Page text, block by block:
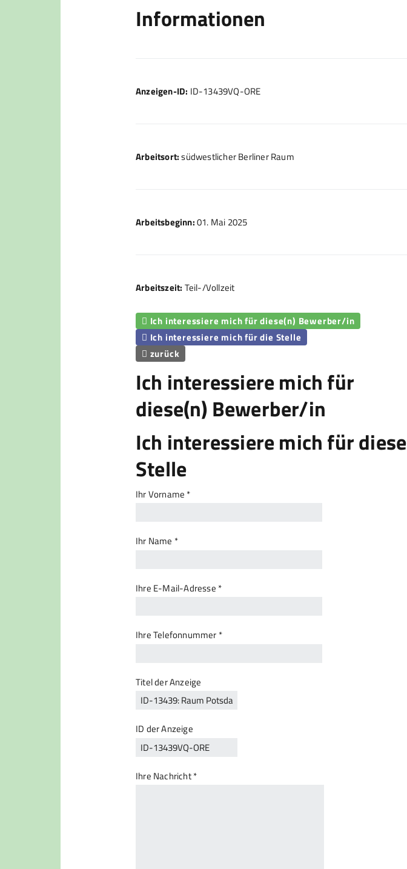
Informationen
Anzeigen-ID: ID-13439VQ-ORE
Arbeitsort:südwestlicher Berliner Raum
Arbeitsbeginn:01. Mai 2025
Arbeitszeit: Teil-/Vollzeit
 Ich interessiere mich für diese(n) Bewerber/in
 Ich interessiere mich für die Stelle
 zurück
Ich interessiere mich für
diese(n) Bewerber/in
Ich interessiere mich für diese
Stelle
Ihr Vorname *
Ihr Name *
Ihre E-Mail-Adresse *
Ihre Telefonnummer *
Titel der Anzeige
ID der Anzeige
Ihre Nachricht *